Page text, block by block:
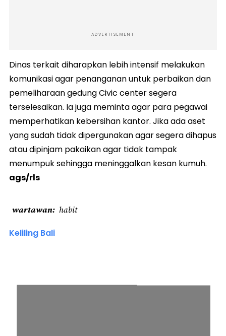
ADVERTISEMENT
Dinas terkait diharapkan lebih intensif melakukan
komunikasi agar penanganan untuk perbaikan dan
pemeliharaan gedung Civic center segera
terselesaikan. Ia juga meminta agar para pegawai
memperhatikan kebersihan kantor. Jika ada aset
yang sudah tidak dipergunakan agar segera dihapus
atau dipinjam pakaikan agar tidak tampak
menumpuk sehingga meninggalkan kesan kumuh.
ags/rls
wartawan habit
Keliling Bali